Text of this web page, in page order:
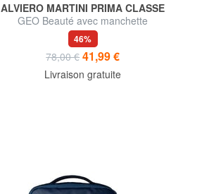
ALVIERO MARTINI PRIMA CLASSE
GEO Beauté avec manchette
46%
78,00 € 41,99 €
Livraison gratuite